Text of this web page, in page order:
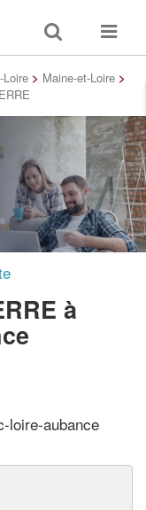
Toggle
search
Toggle
Loire > Maine-et-Loire >
à
loire-aubance